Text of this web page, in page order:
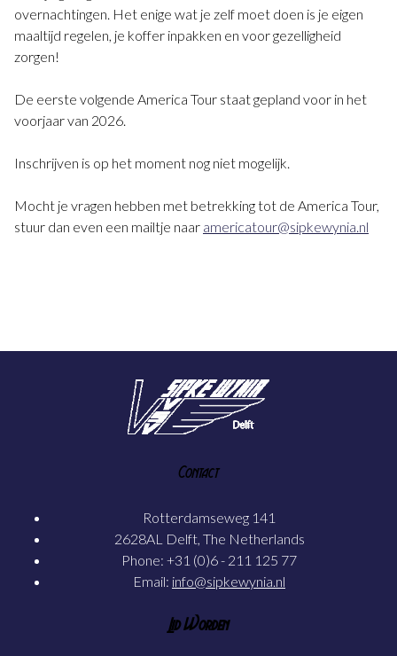
overnachtingen. Het enige wat je zelf moet doen is je eigen
maaltijd regelen, je koffer inpakken en voor gezelligheid
zorgen!
De eerste volgende America Tour staat gepland voor in het
voorjaar van 2026.
Inschrijven is op het moment nog niet mogelijk.
Mocht je vragen hebben met betrekking tot de America Tour,
stuur dan even een mailtje naar americatour@sipkewynia.nl
Contact
Rotterdamseweg 141
2628AL Delft, The Netherlands
Phone: +31 (0)6 - 211 125 77
Email: info@sipkewynia.nl
Lid Worden